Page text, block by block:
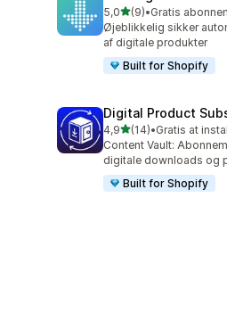
5,0ud af 5 stjerner
(9)
9 anmeldelser i alt
•
Øjeblikkelig sikker
af digitale produkter
Built for Shopify
Digital Product
4,9ud af 5 stjerner
(14)
14 anmeldelser i alt
•Gratis at
Content Vault:
digitale downloads og
Built for Shopify